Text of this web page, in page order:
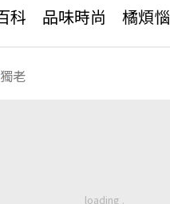
科 品味時尚 橘煩惱
獨老